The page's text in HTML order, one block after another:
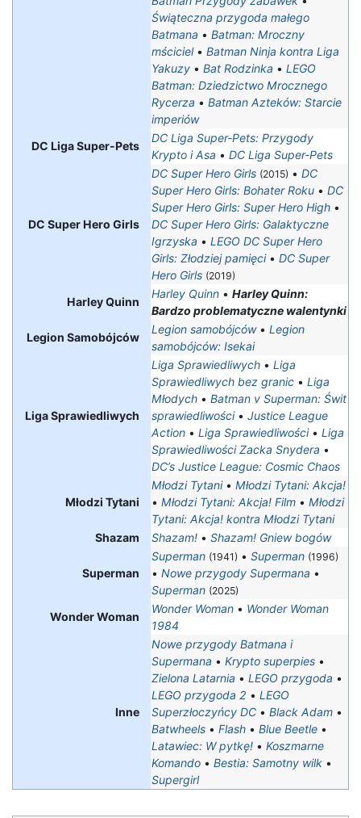
Świąteczna przygoda małego
Batmana • Batman: Mroczny
mściciel• Batman Ninja kontra Liga
Yakuzy • Bat Rodzinka • LEGO
Batman: Dziedzictwo Mrocznego
Rycerza • Batman Azteków: Starcie
imperiów
DC Liga Super-Pets
DC Liga Super-Pets: Przygody
Krypto i Asa • DC Liga Super-Pets
DC Super Hero Girls
DC Super Hero Girls (2015) • DC
Super Hero Girls: Bohater Roku • DC
Super Hero Girls: Super Hero High •
DC Super Hero Girls: Galaktyczne
Igrzyska • LEGO DC Super Hero
Girls: Złodziej pamięci• DC Super
Hero Girls (2019)
Harley Quinn
Harley Quinn • Harley Quinn:
Bardzo problematyczne walentynki
Legion Samobójców
Legion samobójców• Legion
samobójców: Isekai
Liga Sprawiedliwych
Liga Sprawiedliwych • Liga
Sprawiedliwych bez granic • Liga
Młodych • Batman v Superman: Świt
sprawiedliwości• Justice League
Action • Liga Sprawiedliwości• Liga
Sprawiedliwości Zacka Snydera •
DC’s Justice League: Cosmic Chaos
Młodzi Tytani
Młodzi Tytani• Młodzi Tytani: Akcja!
• Młodzi Tytani: Akcja! Film • Młodzi
Tytani: Akcja! kontra Młodzi Tytani
Shazam
Shazam! • Shazam! Gniew bogów
Superman
Superman (1941) • Superman (1996)
• Nowe przygody Supermana •
Superman (2025)
Wonder Woman
Wonder Woman • Wonder Woman
1984
Inne
Nowe przygody Batmana i
Supermana • Krypto superpies •
Zielona Latarnia • LEGO przygoda •
LEGO przygoda 2 • LEGO
Superzłoczyńcy DC • Black Adam •
Batwheels • Flash • Blue Beetle •
Latawiec: W pytkę! • Koszmarne
Komando • Bestia: Samotny wilk •
Supergirl